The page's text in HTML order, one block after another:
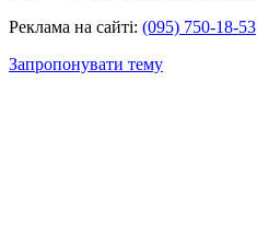
Реклама на сайті: (095) 750-18-53
Запропонувати тему